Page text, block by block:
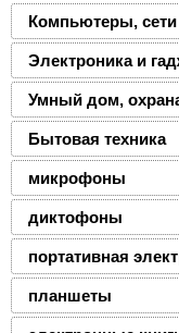
Компьютеры, сети
Электроника и
Умный дом,
Бытовая техника
микрофоны
диктофоны
портативная
планшеты